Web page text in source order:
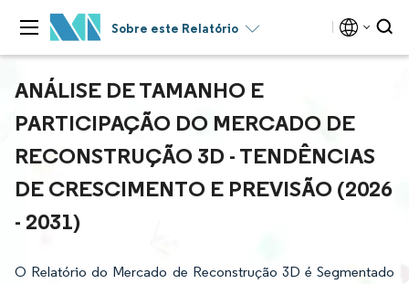
Sobre este Relatório
ANÁLISE DE TAMANHO E
PARTICIPAÇÃO DO MERCADO DE
RECONSTRUÇÃO 3D - TENDÊNCIAS
DE CRESCIMENTO E PREVISÃO (2026
- 2031)
O Relatório do Mercado de Reconstrução 3D é Segmentado